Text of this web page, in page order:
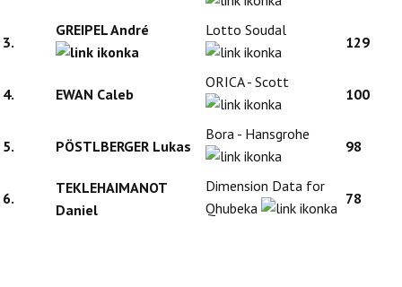
3.
GREIPEL André Lotto Soudal
129
4. EWAN Caleb
ORICA - Scott
100
5. PÖSTLBERGER Lukas
Bora - Hansgrohe
98
6.
TEKLEHAIMANOT
Daniel
Dimension Data for
Qhubeka
78